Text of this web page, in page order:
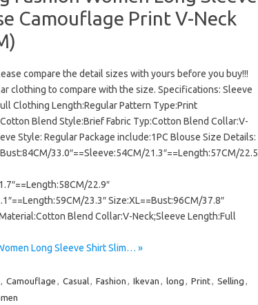
Camouflage Print V-Neck
compare the detail sizes with yours before you buy!!!
clothing to compare with the size. Specifications: Sleeve
Clothing Length:Regular Pattern Type:Print
Blend Style:Brief Fabric Typ:Cotton Blend Collar:V-
Style: Regular Package include:1PC Blouse Size Details:
33.0″==Sleeve:54CM/21.3″==Length:57CM/22.5
22.9″
23.3″ Size:XL==Bust:96CM/37.8″
Blend Collar:V-Neck;Sleeve Length:Full
Long Sleeve Shirt Slim… »
, Camouflage , Casual, Fashion , Ikevan , long , Print, Selling ,